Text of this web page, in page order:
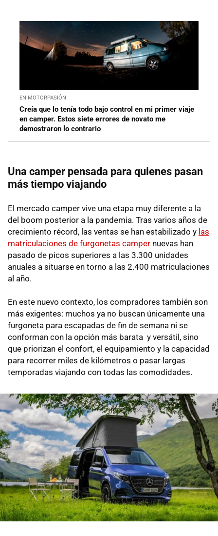
EN MOTORPASIÓN
Creía que lo tenía todo bajo control en mi primer viaje
en camper. Estos siete errores de novato me
demostraron lo contrario
Una camper pensada para quienes pasan
más tiempo viajando
El mercado camper vive una etapa muy diferente a la
del boom posterior a la pandemia. Tras varios años de
crecimiento récord, las ventas se han estabilizado y las
matriculaciones de furgonetas camper nuevas han
pasado de picos superiores a las 3.300 unidades
anuales a situarse en torno a las 2.400 matriculaciones
al año.
En este nuevo contexto, los compradores también son
más exigentes: muchos ya no buscan únicamente una
furgoneta para escapadas de fin de semana ni se
conforman con la opción más barata y versátil, sino
que priorizan el confort, el equipamiento y la capacidad
para recorrer miles de kilómetros o pasar largas
temporadas viajando con todas las comodidades.